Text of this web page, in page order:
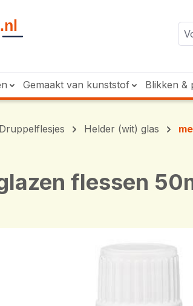
Gemaakt van kunststof Blikken &
Druppelflesjes Helder (wit) glas
flessen